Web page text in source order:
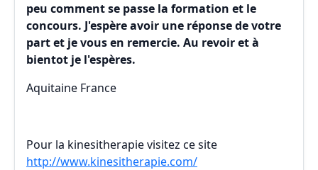
peu comment se passe la formation et le
concours. J'espère avoir une réponse de votre
part et je vous en remercie. Au revoir et à
bientot je l'espères.
Aquitaine France
Pour la kinesitherapie visitez ce site
http://www.kinesitherapie.com/